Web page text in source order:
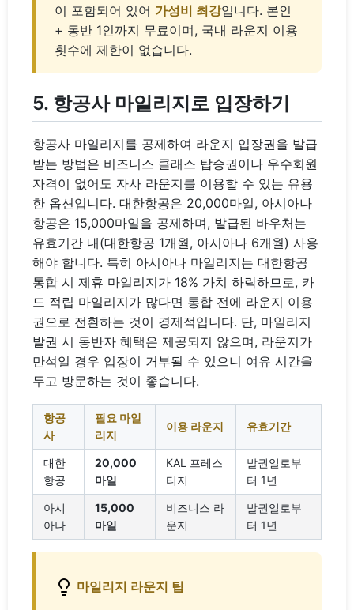
이 포함되어 있어 가성비 최강입니다. 본인
+ 동반 1인까지 무료이며, 국내 라운지 이용
횟수에 제한이 없습니다.
5. 항공사 마일리지로 입장하기
항공사 마일리지를 공제하여 라운지 입장권을 발급
받는 방법은 비즈니스 클래스 탑승권이나 우수회원
자격이 없어도 자사 라운지를 이용할 수 있는 유용
한 옵션입니다. 대한항공은 20,000마일, 아시아나
항공은 15,000마일을 공제하며, 발급된 바우처는
유효기간 내(대한항공 1개월, 아시아나 6개월) 사용
해야 합니다. 특히 아시아나 마일리지는 대한항공
통합 시 제휴 마일리지가 18% 가치 하락하므로, 카
드 적립 마일리지가 많다면 통합 전에 라운지 이용
권으로 전환하는 것이 경제적입니다. 단, 마일리지
발권 시 동반자 혜택은 제공되지 않으며, 라운지가
만석일 경우 입장이 거부될 수 있으니 여유 시간을
두고 방문하는 것이 좋습니다.
항공
사
필요 마일
리지
이용 라운지 유효기간
대한
항공
20,000
마일
KAL 프레스
티지
발권일로부
터 1년
아시
아나
15,000
마일
비즈니스 라
운지
발권일로부
터 1년
마일리지 라운지 팁